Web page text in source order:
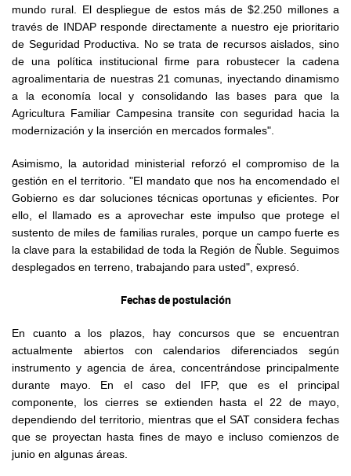
mundo rural. El despliegue de estos más de $2.250 millones a
través de INDAP responde directamente a nuestro eje prioritario
de Seguridad Productiva. No se trata de recursos aislados, sino
de una política institucional firme para robustecer la cadena
agroalimentaria de nuestras 21 comunas, inyectando dinamismo
a la economía local y consolidando las bases para que la
Agricultura Familiar Campesina transite con seguridad hacia la
modernización y la inserción en mercados formales".
Asimismo, la autoridad ministerial reforzó el compromiso de la
gestión en el territorio. "El mandato que nos ha encomendado el
Gobierno es dar soluciones técnicas oportunas y eficientes. Por
ello, el llamado es a aprovechar este impulso que protege el
sustento de miles de familias rurales, porque un campo fuerte es
la clave para la estabilidad de toda la Región de Ñuble. Seguimos
desplegados en terreno, trabajando para usted", expresó.
Fechas de postulación
En cuanto a los plazos, hay concursos que se encuentran
actualmente abiertos con calendarios diferenciados según
instrumento y agencia de área, concentrándose principalmente
durante mayo. En el caso del IFP, que es el principal
componente, los cierres se extienden hasta el 22 de mayo,
dependiendo del territorio, mientras que el SAT considera fechas
que se proyectan hasta fines de mayo e incluso comienzos de
junio en algunas áreas.